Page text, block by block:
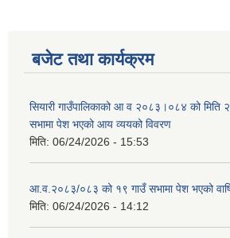
बजेट तथा कार्यक्रम
सियारी गाउँपालिकाको आ व २०८३।०८४ को
सभामा पेश भएको आय व्ययको विवरण
मिति: 06/24/2026 - 15:53
आ.व.२०८३/०८३ को १९ गाउँ सभामा पेश भएको
मिति: 06/24/2026 - 14:12